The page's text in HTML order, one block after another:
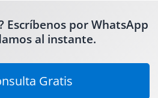
Escríbenos por WhatsApp
al instante.
Gratis